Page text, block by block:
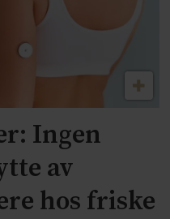
Ingen
av
hos friske